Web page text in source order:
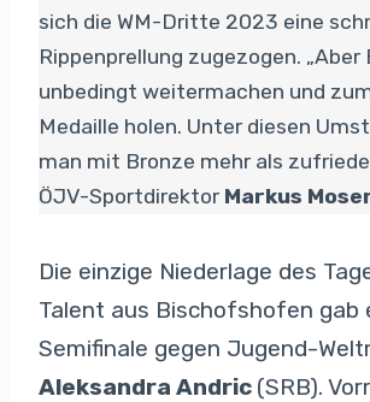
sich die WM-Dritte 2023 eine
Rippenprellung zugezogen. „Aber
unbedingt weitermachen und
Medaille holen. Unter diesen
man mit Bronze mehr als
ÖJV-Sportdirektor Markus
Die einzige Niederlage des
Talent aus Bischofshofen gab
Semifinale gegen Jugend-
Aleksandra Andric (SRB).